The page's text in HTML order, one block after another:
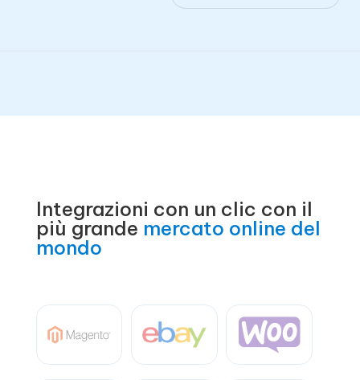
Integrazioni con un clic con il
più grande mercato online del
mondo